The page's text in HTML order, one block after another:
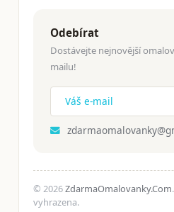
Odebírat
Dostávejte nejnovější
mailu!
© 2026ZdarmaOmalovanky.Com
vyhrazena.